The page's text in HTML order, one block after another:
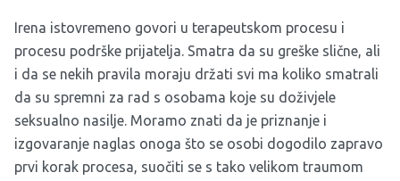
Irena istovremeno govori u terapeutskom procesu i
procesu podrške prijatelja. Smatra da su greške slične, ali
i da se nekih pravila moraju držati svi ma koliko smatrali
da su spremni za rad s osobama koje su doživjele
seksualno nasilje. Moramo znati da je priznanje i
izgovaranje naglas onoga što se osobi dogodilo zapravo
prvi korak procesa, suočiti se s tako velikom traumom